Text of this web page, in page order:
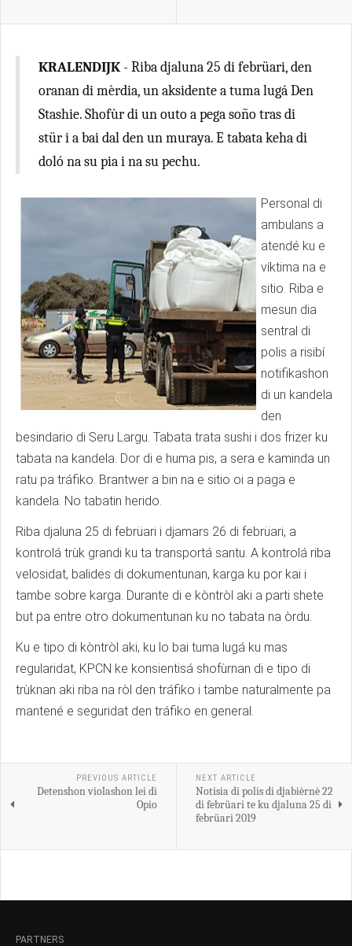
KRALENDIJK- Riba djaluna 25 di febrüari, den
oranan di mèrdia, un aksidente a tuma lugá Den
Stashie. Shofùr di un outo a pega soño tras di
stür i a bai dal den un muraya. E tabata keha di
doló na su pia i na su pechu.
Personal di
ambulans a
atendé ku e
víktima na e
sitio. Riba e
mesun dia
sentral di
polis a risibí
notifikashon
di un kandela
den
besindario di Seru Largu. Tabata trata sushi i dos frizer ku
tabata na kandela. Dor di e huma pis, a sera e kaminda un
ratu pa tráfiko. Brantwer a bin na e sitio oi a paga e
kandela. No tabatin herido.
Riba djaluna 25 di febrüari i djamars 26 di febrüari, a
kontrolá trùk grandi ku ta transportá santu. A kontrolá riba
velosidat, balides di dokumentunan, karga ku por kai i
tambe sobre karga. Durante di e kòntròl aki a parti shete
but pa entre otro dokumentunan ku no tabata na òrdu.
Ku e tipo di kòntròl aki, ku lo bai tuma lugá ku mas
regularidat, KPCN ke konsientisá shofùrnan di e tipo di
trùknan aki riba na ròl den tráfiko i tambe naturalmente pa
mantené e seguridat den tráfiko en general.
PREVIOUS ARTICLE
Detenshon violashon lei di
Opio
NEXT ARTICLE
Notisia di polis di djabièrnè 22
di febrüari te ku djaluna 25 di
febrüari 2019
PARTNERS